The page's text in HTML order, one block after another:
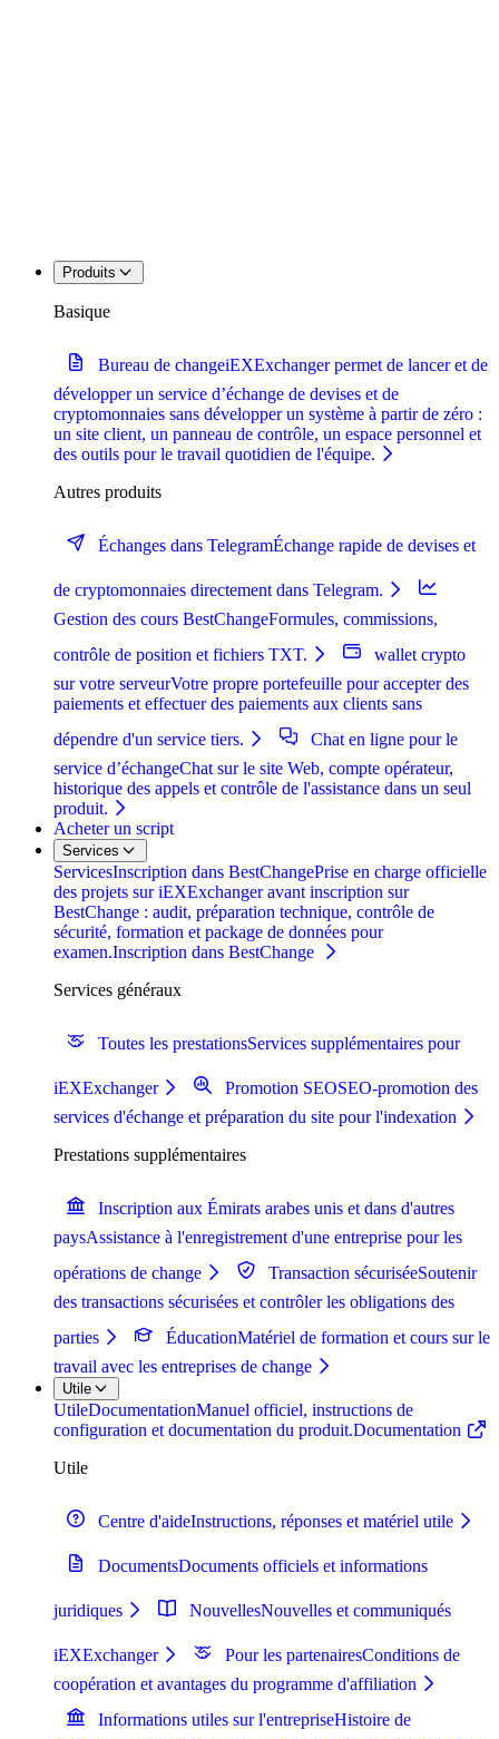
Produits
Basique
Bureau de changeiEXExchanger permet de lancer et de
développer un service d’échange de devises et de
cryptomonnaies sans développer un système à partir de zéro :
un site client, un panneau de contrôle, un espace personnel et
des outils pour le travail quotidien de l'équipe.
Autres produits
Échanges dans TelegramÉchange rapide de devises et
de cryptomonnaies directement dans Telegram.
Gestion des cours BestChangeFormules, commissions,
contrôle de position et fichiers TXT.
wallet crypto
sur votre serveurVotre propre portefeuille pour accepter des
paiements et effectuer des paiements aux clients sans
dépendre d'un service tiers.
Chat en ligne pour le
service d’échangeChat sur le site Web, compte opérateur,
historique des appels et contrôle de l'assistance dans un seul
produit.
Acheter un script
Services
ServicesInscription dans BestChangePrise en charge officielle
des projets sur iEXExchanger avant inscription sur
BestChange : audit, préparation technique, contrôle de
sécurité, formation et package de données pour
examen.Inscription dans BestChange
Services généraux
Toutes les prestationsServices supplémentaires pour
iEXExchanger Promotion SEOSEO-promotion des
services d'échange et préparation du site pour l'indexation
Prestations supplémentaires
Inscription aux Émirats arabes unis et dans d'autres
paysAssistance à l'enregistrement d'une entreprise pour les
opérations de change
Transaction sécuriséeSoutenir
des transactions sécurisées et contrôler les obligations des
parties
ÉducationMatériel de formation et cours sur le
travail avec les entreprises de change
Utile
UtileDocumentationManuel officiel, instructions de
configuration et documentation du produit.Documentation
Utile
Centre d'aideInstructions, réponses et matériel utile
DocumentsDocuments officiels et informations
juridiques NouvellesNouvelles et communiqués
iEXExchanger Pour les partenairesConditions de
coopération et avantages du programme d'affiliation
Informations utiles sur l'entrepriseHistoire de